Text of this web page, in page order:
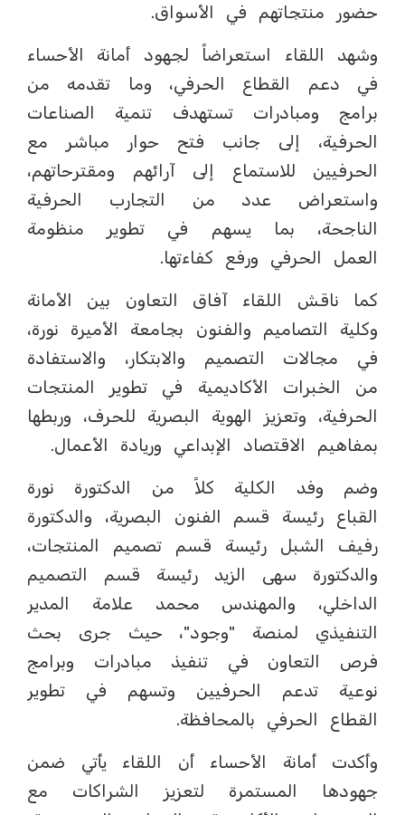
حضور منتجاتهم في الأسواق.
وشهد اللقاء استعراضاً لجهود أمانة الأحساء
في دعم القطاع الحرفي، وما تقدمه من
برامج ومبادرات تستهدف تنمية الصناعات
الحرفية، إلى جانب فتح حوار مباشر مع
الحرفيين للاستماع إلى آرائهم ومقترحاتهم،
واستعراض عدد من التجارب الحرفية
الناجحة، بما يسهم في تطوير منظومة
العمل الحرفي ورفع كفاءتها.
كما ناقش اللقاء آفاق التعاون بين الأمانة
وكلية التصاميم والفنون بجامعة الأميرة نورة،
في مجالات التصميم والابتكار، والاستفادة
من الخبرات الأكاديمية في تطوير المنتجات
الحرفية، وتعزيز الهوية البصرية للحرف، وربطها
بمفاهيم الاقتصاد الإبداعي وريادة الأعمال.
وضم وفد الكلية كلاً من الدكتورة نورة
القباع رئيسة قسم الفنون البصرية، والدكتورة
رفيف الشبل رئيسة قسم تصميم المنتجات،
والدكتورة سهى الزيد رئيسة قسم التصميم
الداخلي، والمهندس محمد علامة المدير
التنفيذي لمنصة "وجود"، حيث جرى بحث
فرص التعاون في تنفيذ مبادرات وبرامج
نوعية تدعم الحرفيين وتسهم في تطوير
القطاع الحرفي بالمحافظة.
وأكدت أمانة الأحساء أن اللقاء يأتي ضمن
جهودها المستمرة لتعزيز الشراكات مع